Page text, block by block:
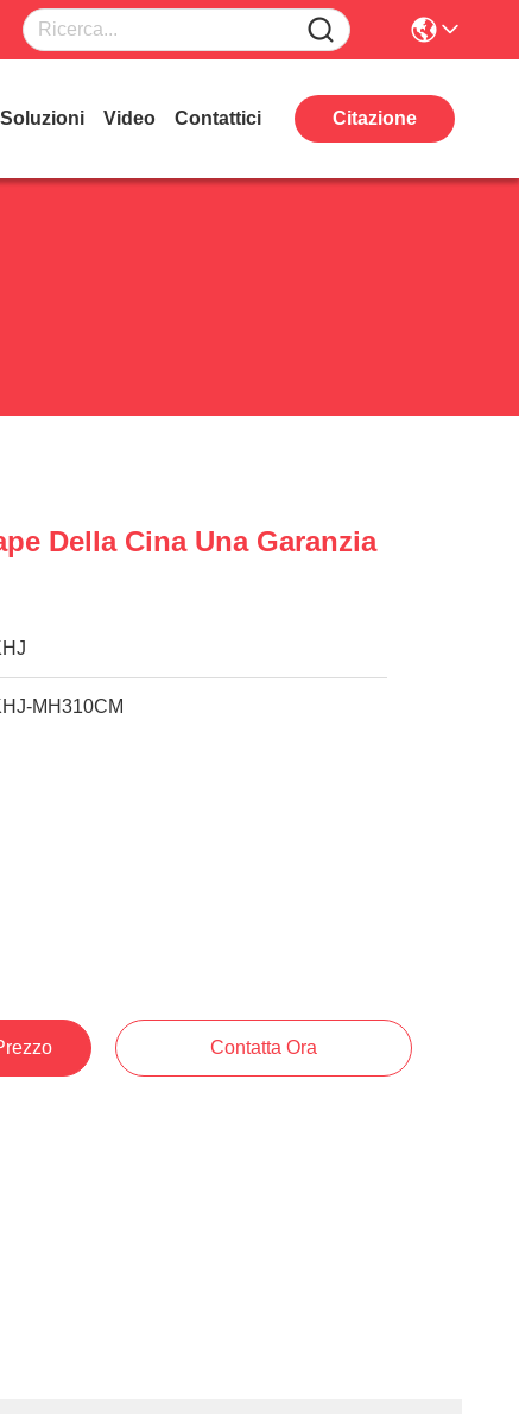
Soluzioni Video Contattici Citazione
Della Cina Una Garanzia
MH310CM
Contatta Ora